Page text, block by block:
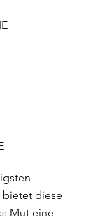
diese
Mut eine